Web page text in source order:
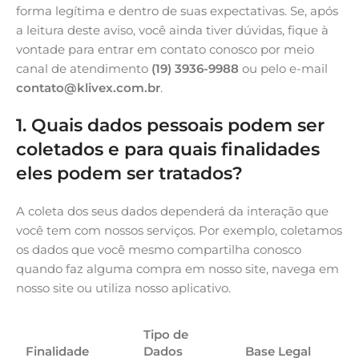
forma legítima e dentro de suas expectativas. Se, após
a leitura deste aviso, você ainda tiver dúvidas, fique à
vontade para entrar em contato conosco por meio
canal de atendimento (19) 3936-9988 ou pelo e-mail
contato@klivex.com.br.
1. Quais dados pessoais podem ser
coletados e para quais finalidades
eles podem ser tratados?
A coleta dos seus dados dependerá da interação que
você tem com nossos serviços. Por exemplo, coletamos
os dados que você mesmo compartilha conosco
quando faz alguma compra em nosso site, navega em
nosso site ou utiliza nosso aplicativo.
Finalidade
Tipo de
Dados
Base Legal